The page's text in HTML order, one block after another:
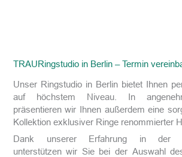
TRAURingstudio in Berlin – Termin
Unser Ringstudio in Berlin bietet Ihnen
auf höchstem Niveau. In
präsentieren wir Ihnen außerdem eine
Kollektion exklusiver Ringe renommierter
Dank unserer Erfahrung in der
unterstützen wir Sie bei der Auswahl